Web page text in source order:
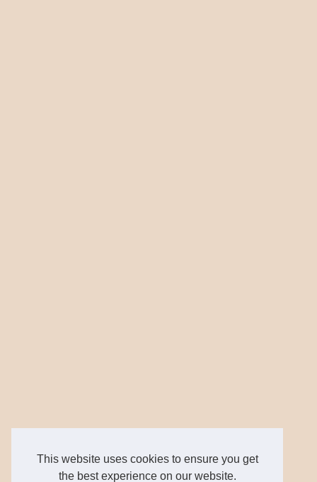
This website uses cookies to ensure you get
the best experience on our website.